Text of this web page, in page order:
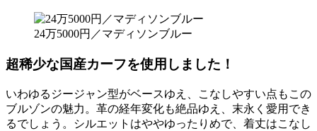
24万5000円／マディソンブルー
超稀少な国産カーフを使用しました！
いわゆるジージャン型がベースゆえ、こなしやすい点もこの
ブルゾンの魅力。革の経年変化も絶品ゆえ、末永く愛用でき
るでしょう。シルエットはややゆったりめで、着丈はこなし